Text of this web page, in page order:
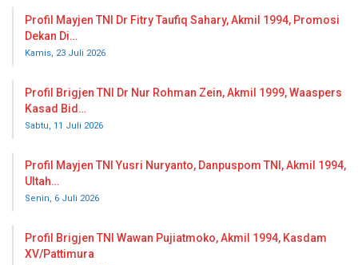
Profil Mayjen TNI Dr Fitry Taufiq Sahary, Akmil 1994, Promosi
Dekan Di…
Kamis, 23 Juli 2026
Profil Brigjen TNI Dr Nur Rohman Zein, Akmil 1999, Waaspers
Kasad Bid…
Sabtu, 11 Juli 2026
Profil Mayjen TNI Yusri Nuryanto, Danpuspom TNI, Akmil 1994,
Ultah…
Senin, 6 Juli 2026
Profil Brigjen TNI Wawan Pujiatmoko, Akmil 1994, Kasdam
XV/Pattimura